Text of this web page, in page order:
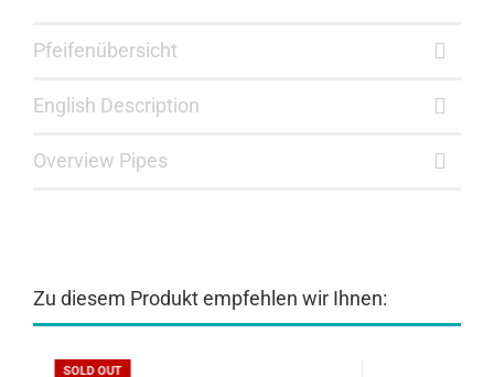
Pfeifenübersicht
English Description
Overview Pipes
Zu diesem Produkt empfehlen wir Ihnen:
SOLD OUT